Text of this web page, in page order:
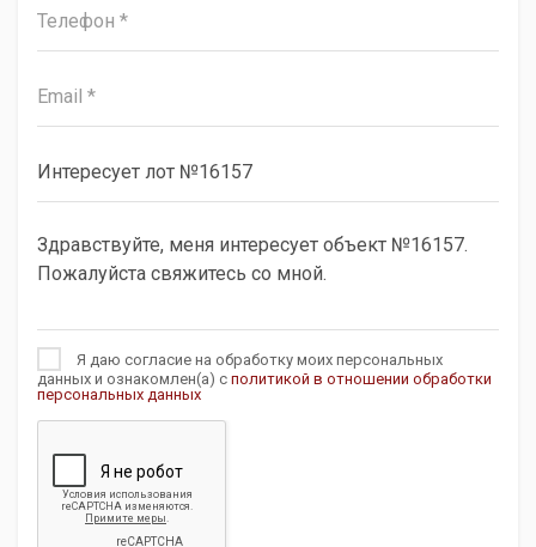
Я даю согласие на обработку моих персональных
данных и ознакомлен(а) с политикой в отношении обработки
персональных данных